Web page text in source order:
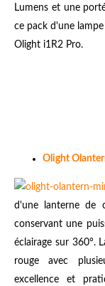
Lumens et une
ce pack d'une
Olight i1R2 Pro.
Olight
d'une lanterne de
conservant une
éclairage sur 360°.
rouge avec
excellence et